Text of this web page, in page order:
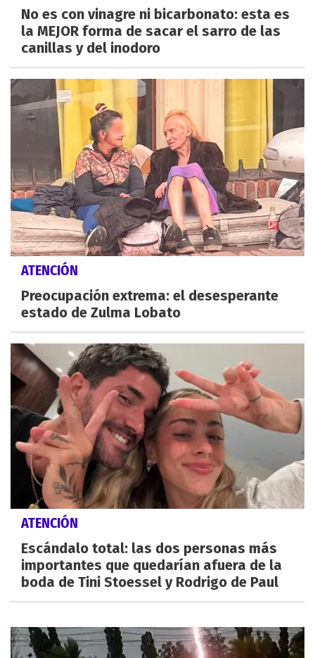
No es con vinagre ni bicarbonato: esta es
la MEJOR forma de sacar el sarro de las
canillas y del inodoro
ATENCIÓN
Preocupación extrema: el desesperante
estado de Zulma Lobato
ATENCIÓN
Escándalo total: las dos personas más
importantes que quedarían afuera de la
boda de Tini Stoessel y Rodrigo de Paul